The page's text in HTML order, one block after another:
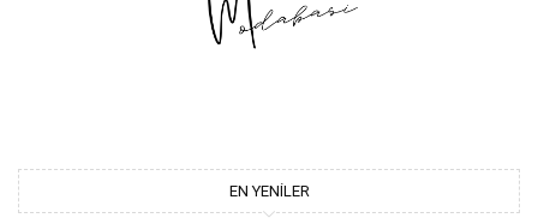
EN YENILER